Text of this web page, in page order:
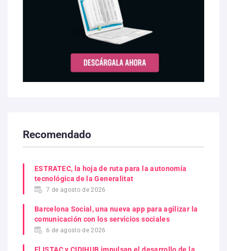
Recomendado
ESTRATEC, la hoja de ruta para la autonomía
tecnológica de la Generalitat
7 de agosto de 2026
Barcelona Social, una nueva app para agilizar la
comunicación con los servicios sociales
6 de agosto de 2026